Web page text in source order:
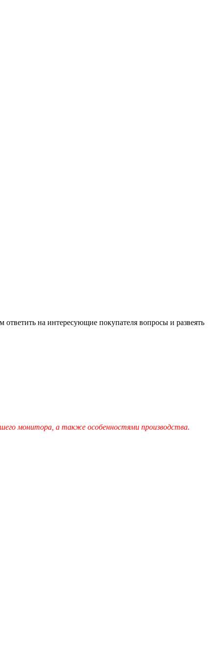
на интересующие покупателя вопросы и развеять
монитора, а также особенностями производства.